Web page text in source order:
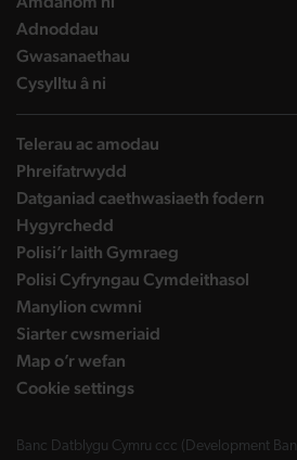
Adnoddau
Gwasanaethau
Cysylltu â ni
Telerau ac amodau
Phreifatrwydd
Datganiad caethwasiaeth fodern
Hygyrchedd
Polisi’r Iaith Gymraeg
Polisi Cyfryngau Cymdeithasol
Manylion cwmni
Siarter cwsmeriaid
Map o’r wefan
Cookie settings
Banc Datblygu Cymru ccc (Development